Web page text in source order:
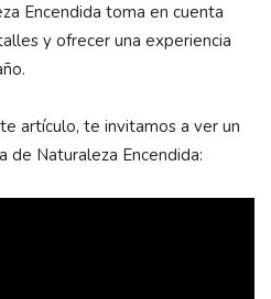
Encendida toma en cuenta
y ofrecer una experiencia
artículo, te invitamos a ver un
de Naturaleza Encendida: